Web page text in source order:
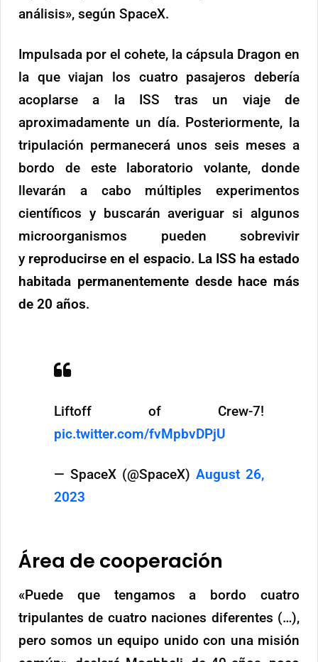
análisis», según SpaceX.
Impulsada por el cohete, la cápsula Dragon en
la que viajan los cuatro pasajeros debería
acoplarse a la ISS tras un viaje de
aproximadamente un día. Posteriormente, la
tripulación permanecerá unos seis meses a
bordo de este laboratorio volante, donde
llevarán a cabo múltiples experimentos
científicos y buscarán averiguar si algunos
microorganismos pueden sobrevivir
y reproducirse en el espacio. La ISS ha estado
habitada permanentemente desde hace más
de 20 años.
Liftoff of Crew-7!
pic.twitter.com/fvMpbvDPjU
— SpaceX (@SpaceX) August 26,
2023
Área de cooperación
«Puede que tengamos a bordo cuatro
tripulantes de cuatro naciones diferentes (…),
pero somos un equipo unido con una misión